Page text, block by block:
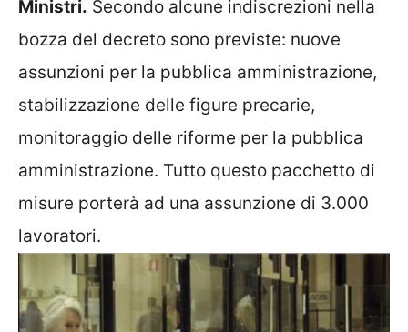
Ministri. Secondo alcune indiscrezioni nella
bozza del decreto sono previste: nuove
assunzioni per la pubblica amministrazione,
stabilizzazione delle figure precarie,
monitoraggio delle riforme per la pubblica
amministrazione. Tutto questo pacchetto di
misure porterà ad una assunzione di 3.000
lavoratori.